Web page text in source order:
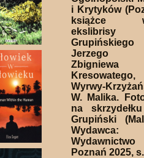
i Krytyków
książce
Jerzego
Wyrwy-
W. Malika.
na
Grupiński
Poznań 2025,